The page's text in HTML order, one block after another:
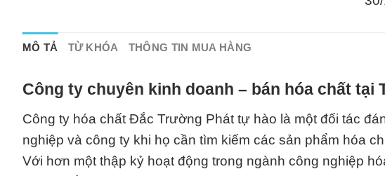
MÔ TẢ TỪ KHÓA THÔNG TIN MUA HÀNG
Công ty chuyên kinh doanh – bán hóa chất tại
Công ty hóa chất Đắc Trường Phát tự hào là một đối tác
nghiệp và công ty khi họ cần tìm kiếm các sản phẩm hóa
Với hơn một thập kỷ hoạt động trong ngành công nghiệp